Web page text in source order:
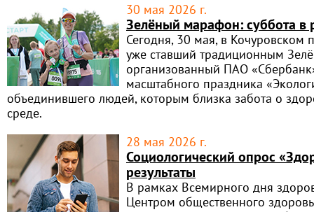
30 мая 2026 г.
Зелёный марафон: суббота
Сегодня, 30 мая, в Кочуровском
уже ставший традиционным
организованный ПАО
масштабного праздника
объединившего людей, которым близка забота о
среде.
28 мая 2026 г.
Социологический опрос
результаты
В рамках Всемирного дня
Центром общественного